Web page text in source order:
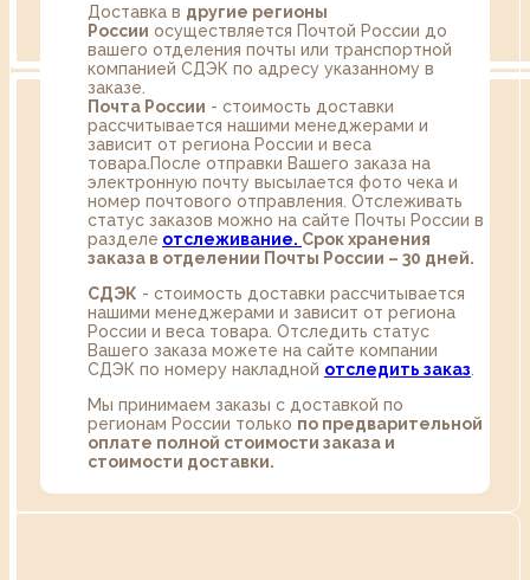
Доставка в другие регионы
России осуществляется Почтой России до
вашего отделения почты или транспортной
компанией СДЭК по адресу указанному в
заказе.
Почта России - стоимость доставки
рассчитывается нашими менеджерами и
зависит от региона России и веса
товара.После отправки Вашего заказа на
электронную почту высылается фото чека и
номер почтового отправления. Отслеживать
статус заказов можно на сайте Почты России в
разделе oтслеживание. Срок хранения
заказа в отделении Почты России – 30 дней.
СДЭК - стоимость доставки рассчитывается
нашими менеджерами и зависит от региона
России и веса товара. Отследить статус
Вашего заказа можете на сайте компании
СДЭК по номеру накладной отследить заказ
Мы принимаем заказы с доставкой по
регионам России только по предварительной
оплате полной стоимости заказа и
стоимости доставки.